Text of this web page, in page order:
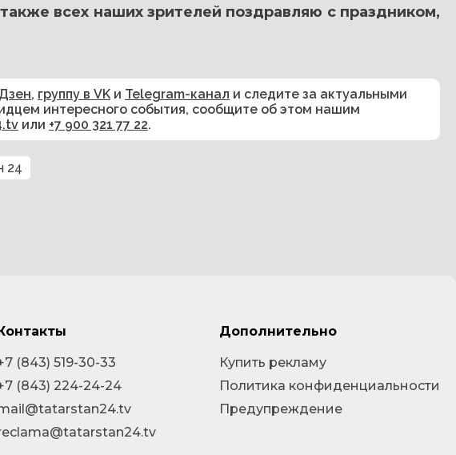
всех наших зрителей поздравляю с праздником,
Дзен, группу в VK и Telegram-канал и следите за актуальными
интересного события, сообщите об этом нашим
или +7 900 321 77 22.
24
(843) 519-30-33
(843) 224-24-24
Дополнительно
Купить рекламу
Политика конфиденциальности
Предупреждение